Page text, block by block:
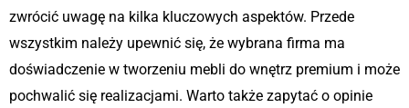
zwrócić uwagę na kilka kluczowych aspektów. Przede
wszystkim należy upewnić się, że wybrana firma ma
doświadczenie w tworzeniu mebli do wnętrz premium i może
pochwalić się realizacjami. Warto także zapytać o opinie